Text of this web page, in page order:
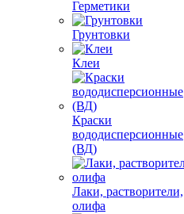
Герметики
Грунтовки
Клеи
Краски
вододисперсионные
(ВД)
Лаки, растворители,
олифа